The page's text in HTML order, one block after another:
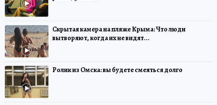
Скрытая камера на пляже Крыма: Что люди
вытворяют, когда их не видят...
Ролик из Омска: вы будете смеяться долго